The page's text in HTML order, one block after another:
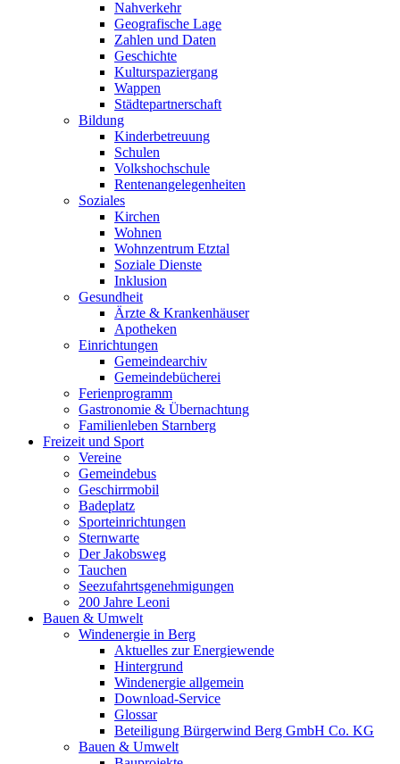
Nahverkehr
Geografische Lage
Zahlen und Daten
Geschichte
Kulturspaziergang
Wappen
Städtepartnerschaft
Bildung
Kinderbetreuung
Schulen
Volkshochschule
Rentenangelegenheiten
Soziales
Kirchen
Wohnen
Wohnzentrum Etztal
Soziale Dienste
Inklusion
Gesundheit
Ärzte & Krankenhäuser
Apotheken
Einrichtungen
Gemeindearchiv
Gemeindebücherei
Ferienprogramm
Gastronomie & Übernachtung
Familienleben Starnberg
Freizeit und Sport
Vereine
Gemeindebus
Geschirrmobil
Badeplatz
Sporteinrichtungen
Sternwarte
Der Jakobsweg
Tauchen
Seezufahrtsgenehmigungen
200 Jahre Leoni
Bauen & Umwelt
Windenergie in Berg
Aktuelles zur Energiewende
Hintergrund
Windenergie allgemein
Download-Service
Glossar
Beteiligung Bürgerwind Berg GmbH Co. KG
Bauen & Umwelt